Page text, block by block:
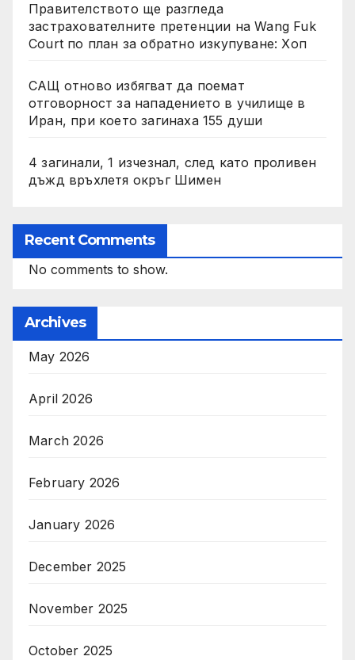
Правителството ще разгледа
застрахователните претенции на Wang Fuk
Court по план за обратно изкупуване: Хоп
САЩ отново избягват да поемат
отговорност за нападението в училище в
Иран, при което загинаха 155 души
4 загинали, 1 изчезнал, след като проливен
дъжд връхлетя окръг Шимен
Recent Comments
No comments to show.
Archives
May 2026
April 2026
March 2026
February 2026
January 2026
December 2025
November 2025
October 2025